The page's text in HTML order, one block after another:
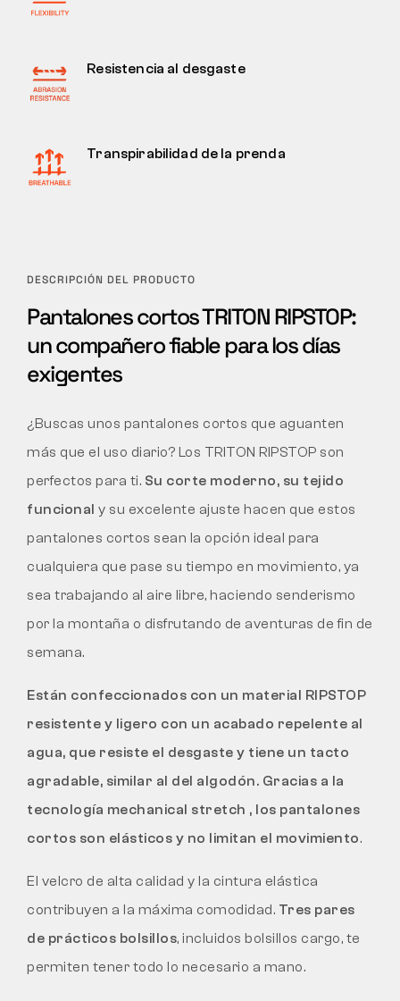
Resistencia al desgaste
Transpirabilidad de la prenda
DESCRIPCIÓN DEL PRODUCTO
Pantalones cortos TRITON RIPSTOP:
un compañero fiable para los días
exigentes
¿Buscas unos pantalones cortos que aguanten
más que el uso diario? Los TRITON RIPSTOP son
perfectos para ti. Su corte moderno, su tejido
funcional y su excelente ajuste hacen que estos
pantalones cortos sean la opción ideal para
cualquiera que pase su tiempo en movimiento, ya
sea trabajando al aire libre, haciendo senderismo
por la montaña o disfrutando de aventuras de fin de
semana.
Están confeccionados con un material RIPSTOP
resistente y ligero con un acabado repelente al
agua, que resiste el desgaste y tiene un tacto
agradable, similar al del algodón. Gracias a la
tecnología mechanical stretch , los pantalones
cortos son elásticos y no limitan el movimiento.
El velcro de alta calidad y la cintura elástica
contribuyen a la máxima comodidad. Tres pares
de prácticos bolsillos, incluidos bolsillos cargo, te
permiten tener todo lo necesario a mano.